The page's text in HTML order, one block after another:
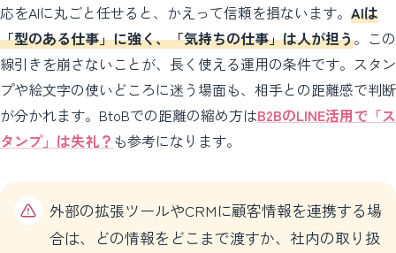
応をAIに丸ごと任せると、かえって信頼を損ないます。 AIは
「型のある仕事」に強く、「気持ちの仕事」は人が担う。この
線引きを崩さないことが、長く使える運用の条件です。スタン
プや絵文字の使いどころに迷う場面も、相手との距離感で判断
が分かれます。BtoBでの距離の縮め方はB2BのLINE活用で「ス
タンプ」は失礼？ も参考になります。
外部の拡張ツールやCRMに顧客情報を連携する場
合は、どの情報をどこまで渡すか、社内の取り扱